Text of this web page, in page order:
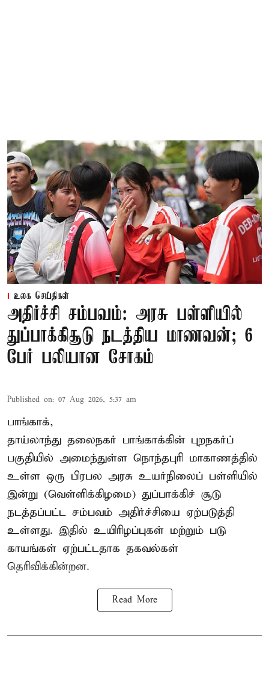
உலக செய்திகள்
அதிர்ச்சி சம்பவம்: அரசு பள்ளியில்
துப்பாக்கிசூடு நடத்திய மாணவன்; 6
பேர் பலியான சோகம்
Published on: 07 Aug 2026, 5:37 am
பாங்காக்,
தாய்லாந்து தலைநகர் பாங்காக்கின் புறநகர்ப்
பகுதியில் அமைந்துள்ள நொந்தபுரி மாகாணத்தில்
உள்ள ஒரு பிரபல அரசு உயர்நிலைப் பள்ளியில்
இன்று (வெள்ளிக்கிழமை) துப்பாக்கிச் சூடு
நடத்தப்பட்ட சம்பவம் அதிர்ச்சியை ஏற்படுத்தி
உள்ளது. இதில் உயிரிழப்புகள் மற்றும் படு
காயங்கள் ஏற்பட்டதாக தகவல்கள்
தெரிவிக்கின்றன.
Read More